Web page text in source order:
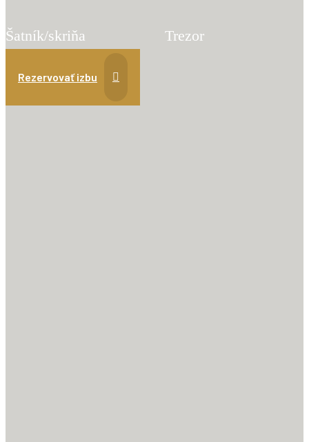
Šatník/skriňa Trezor
Rezervovať izbu